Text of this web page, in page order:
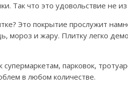
Так что это удовольствие не
Это покрытие прослужит
мороз и жару. Плитку легко
парковок,
в любом количестве.